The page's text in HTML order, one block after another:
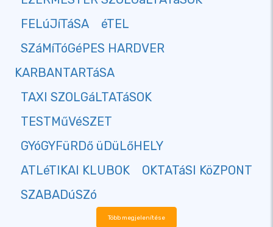
FELúJíTáSA
éTEL
SZáMíTóGéPES HARDVER
KARBANTARTáSA
TAXI SZOLGáLTATáSOK
TESTMűVéSZET
GYóGYFüRDő üDüLőHELY
ATLéTIKAI KLUBOK
OKTATáSI KöZPONT
SZABADúSZó
Több megjelenítése